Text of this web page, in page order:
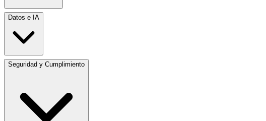
Datos e IA
Seguridad y Cumplimiento